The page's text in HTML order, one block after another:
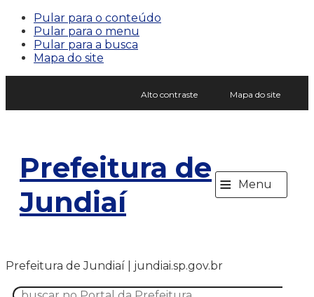
Pular para o conteúdo
Pular para o menu
Pular para a busca
Mapa do site
Alto contraste Mapa do site
Prefeitura de
Jundiaí
≡ Menu
Prefeitura de Jundiaí | jundiai.sp.gov.br